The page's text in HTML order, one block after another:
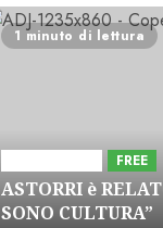
1 minuto di lettura
FREE
ASTORRI è
SONO CULTURA”